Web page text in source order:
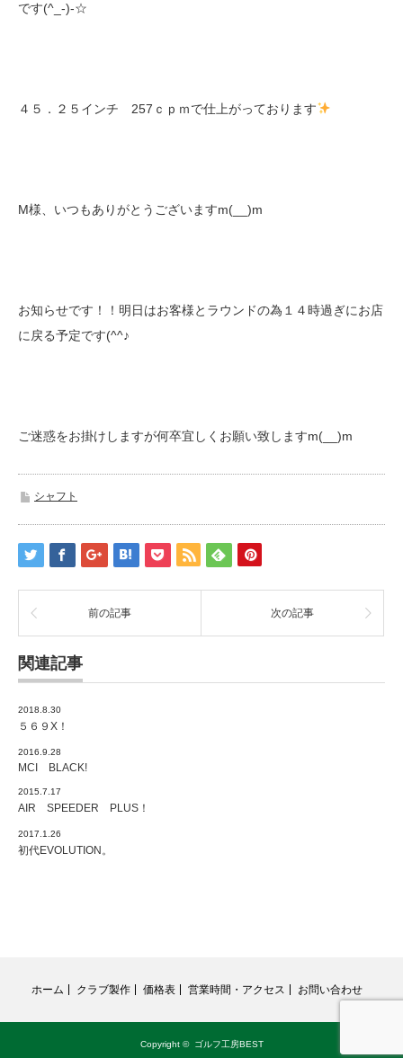
です(^_-)-☆
４５．２５インチ 257ｃｐｍで仕上がっております
M様、いつもありがとうございますm(__)m
お知らせです！！明日はお客様とラウンドの為１４時過ぎにお店
に戻る予定です(^^♪
ご迷惑をお掛けしますが何卒宜しくお願い致しますm(__)m
シャフト
前の記事 次の記事
関連記事
2018.8.30
５６９X！
2016.9.28
MCI BLACK!
2015.7.17
AIR SPEEDER PLUS！
2017.1.26
初代EVOLUTION。
ホーム クラブ製作 価格表 営業時間・アクセス お問い合わせ
Copyright © ゴルフ工房BEST